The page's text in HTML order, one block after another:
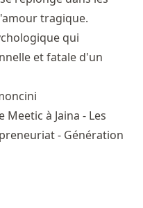
tragique.
qui
et fatale d'un
Meetic à Jaina - Les
- Génération